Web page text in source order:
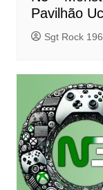
Pavilhão
Sgt Rock